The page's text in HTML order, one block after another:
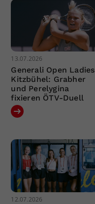
13.07.2026
Generali Open Ladies
Kitzbühel: Grabher
und Perelygina
fixieren ÖTV-Duell
12.07.2026